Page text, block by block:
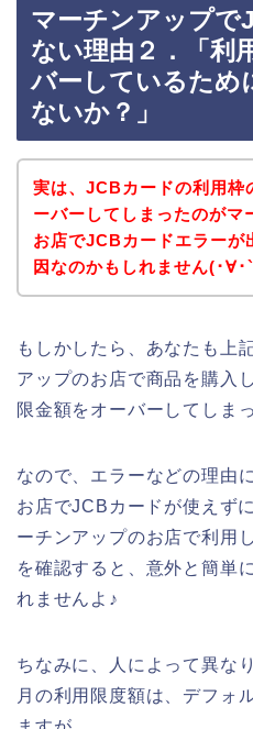
マーチンアップで
ない理由２．「利
バーしているため
ないか？」
実は、JCBカードの利用枠
ーバーしてしまったのがマ
お店でJCBカードエラーが
因なのかもしれません(･∀･
もしかしたら、あなたも上
アップのお店で商品を購入
限金額をオーバーしてしま
なので、エラーなどの理由
お店でJCBカードが使えず
ーチンアップのお店で利用
を確認すると、意外と簡単
れませんよ♪
ちなみに、人によって異な
月の利用限度額は、デフォ